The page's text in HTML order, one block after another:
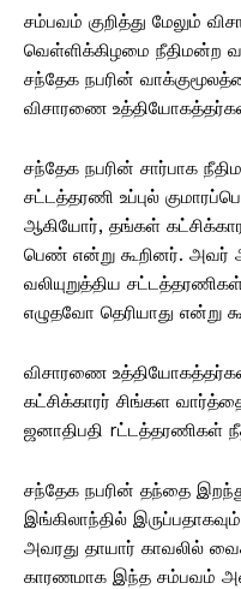
சம்பவம் குறித்து மேலும்
வெள்ளிக்கிழமை நீதிமன்ற
சந்தேக நபரின்
விசாரணை
சந்தேக நபரின் சார்பாக
சட்டத்தரணி உப்புல்
ஆகியோர், தங்கள்
பெண் என்று கூறினர். அவர்
வலியுறுத்திய
எழுதவோ தெரியாது என்று
விசாரணை
கட்சிக்காரர் சிங்கள
ஜனாதிபதி rட்டத்தரணிகள்
சந்தேக நபரின் தந்தை
இங்கிலாந்தில்
அவரது தாயார் காவலில்
காரணமாக இந்த சம்பவம்